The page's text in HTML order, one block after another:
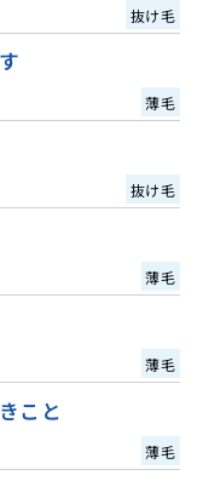
抜け毛
薄毛
抜け毛
薄毛
薄毛
こと
薄毛